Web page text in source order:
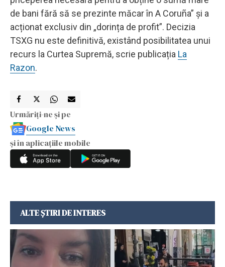
de bani fără să se prezinte măcar în A Coruña” și a
acționat exclusiv din „dorința de profit”. Decizia
TSXG nu este definitivă, existând posibilitatea unui
recurs la Curtea Supremă, scrie publicația La
Razon.
Urmăriți-ne și pe
Google News
și în aplicațiile mobile
ALTE ȘTIRI DE INTERES